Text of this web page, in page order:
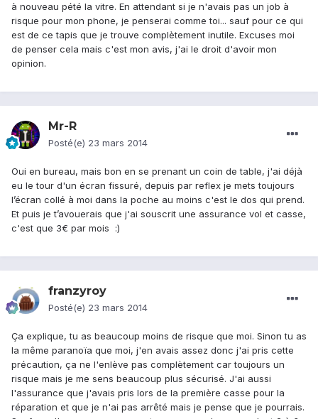
à nouveau pété la vitre. En attendant si je n'avais pas un job à
risque pour mon phone, je penserai comme toi... sauf pour ce qui
est de ce tapis que je trouve complètement inutile. Excuses moi
de penser cela mais c'est mon avis, j'ai le droit d'avoir mon
opinion.
Mr-R
Posté(e) 23 mars 2014
Oui en bureau, mais bon en se prenant un coin de table, j'ai déjà
eu le tour d'un écran fissuré, depuis par reflex je mets toujours
l’écran collé à moi dans la poche au moins c'est le dos qui prend.
Et puis je t’avouerais que j'ai souscrit une assurance vol et casse,
c'est que 3€ par mois :)
franzyroy
Posté(e) 23 mars 2014
Ça explique, tu as beaucoup moins de risque que moi. Sinon tu as
la même paranoïa que moi, j'en avais assez donc j'ai pris cette
précaution, ça ne l'enlève pas complètement car toujours un
risque mais je me sens beaucoup plus sécurisé. J'ai aussi
l'assurance que j'avais pris lors de la première casse pour la
réparation et que je n'ai pas arrêté mais je pense que je pourrais.